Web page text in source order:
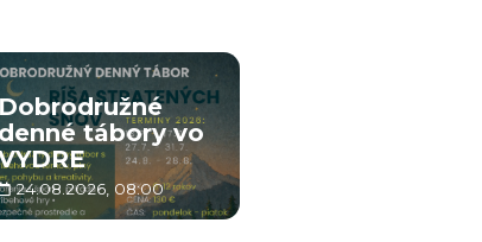
Dobrodružné
denné tábory vo
24.08.2026, 08:00